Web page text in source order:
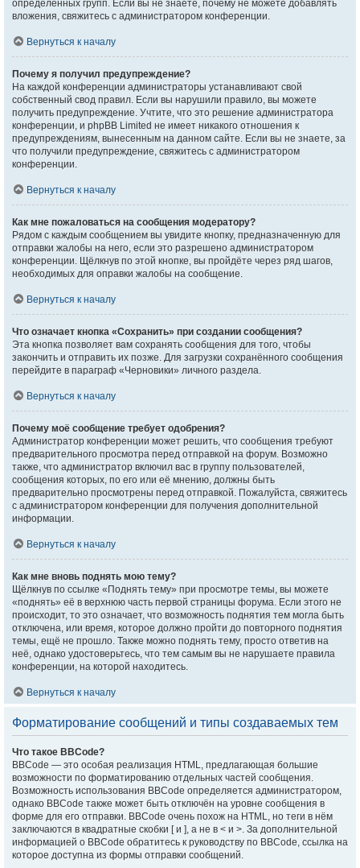
определённых групп. Если вы не знаете, почему не можете добавлять
вложения, свяжитесь с администратором конференции.
Вернуться к началу
Почему я получил предупреждение?
На каждой конференции администраторы устанавливают свой
собственный свод правил. Если вы нарушили правило, вы можете
получить предупреждение. Учтите, что это решение администратора
конференции, и phpBB Limited не имеет никакого отношения к
предупреждениям, вынесенным на данном сайте. Если вы не знаете, за
что получили предупреждение, свяжитесь с администратором
конференции.
Вернуться к началу
Как мне пожаловаться на сообщения модератору?
Рядом с каждым сообщением вы увидите кнопку, предназначенную для
отправки жалобы на него, если это разрешено администратором
конференции. Щёлкнув по этой кнопке, вы пройдёте через ряд шагов,
необходимых для оправки жалобы на сообщение.
Вернуться к началу
Что означает кнопка «Сохранить» при создании сообщения?
Эта кнопка позволяет вам сохранять сообщения для того, чтобы
закончить и отправить их позже. Для загрузки сохранённого сообщения
перейдите в параграф «Черновики» личного раздела.
Вернуться к началу
Почему моё сообщение требует одобрения?
Администратор конференции может решить, что сообщения требуют
предварительного просмотра перед отправкой на форум. Возможно
также, что администратор включил вас в группу пользователей,
сообщения которых, по его или её мнению, должны быть
предварительно просмотрены перед отправкой. Пожалуйста, свяжитесь
с администратором конференции для получения дополнительной
информации.
Вернуться к началу
Как мне вновь поднять мою тему?
Щёлкнув по ссылке «Поднять тему» при просмотре темы, вы можете
«поднять» её в верхнюю часть первой страницы форума. Если этого не
происходит, то это означает, что возможность поднятия тем могла быть
отключена, или время, которое должно пройти до повторного поднятия
темы, ещё не прошло. Также можно поднять тему, просто ответив на
неё, однако удостоверьтесь, что тем самым вы не нарушаете правила
конференции, на которой находитесь.
Вернуться к началу
Форматирование сообщений и типы создаваемых тем
Что такое BBCode?
BBCode — это особая реализация HTML, предлагающая большие
возможности по форматированию отдельных частей сообщения.
Возможность использования BBCode определяется администратором,
однако BBCode также может быть отключён на уровне сообщения в
форме для его отправки. BBCode очень похож на HTML, но теги в нём
заключаются в квадратные скобки [ и ], а не в < и >. За дополнительной
информацией о BBCode обратитесь к руководству по BBCode, ссылка на
которое доступна из формы отправки сообщений.